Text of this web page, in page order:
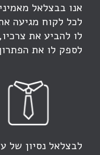
אנו בבצלאל
לכל לקוח מגיעה
לו להביע את
לספק לו את
לבצלאל נסיון של